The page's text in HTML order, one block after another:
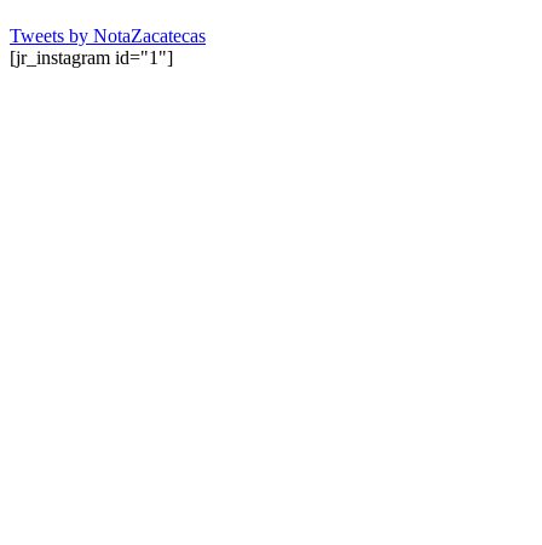
Tweets by NotaZacatecas
[jr_instagram id="1"]